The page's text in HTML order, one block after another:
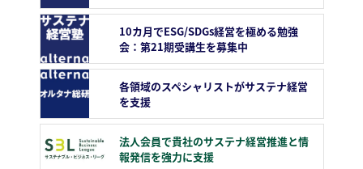
10カ月でESG/SDGs経営を極める勉強
会：第21期受講生を募集中
各領域のスペシャリストがサステナ経営
を支援
法人会員で貴社のサステナ経営推進と情
報発信を強力に支援